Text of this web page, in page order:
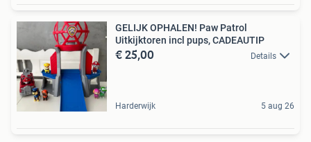
GELIJK OPHALEN! Paw Patrol
Uitkijktoren incl pups, CADEAUTIP
€ 25,00 Details
Harderwijk 5 aug 26